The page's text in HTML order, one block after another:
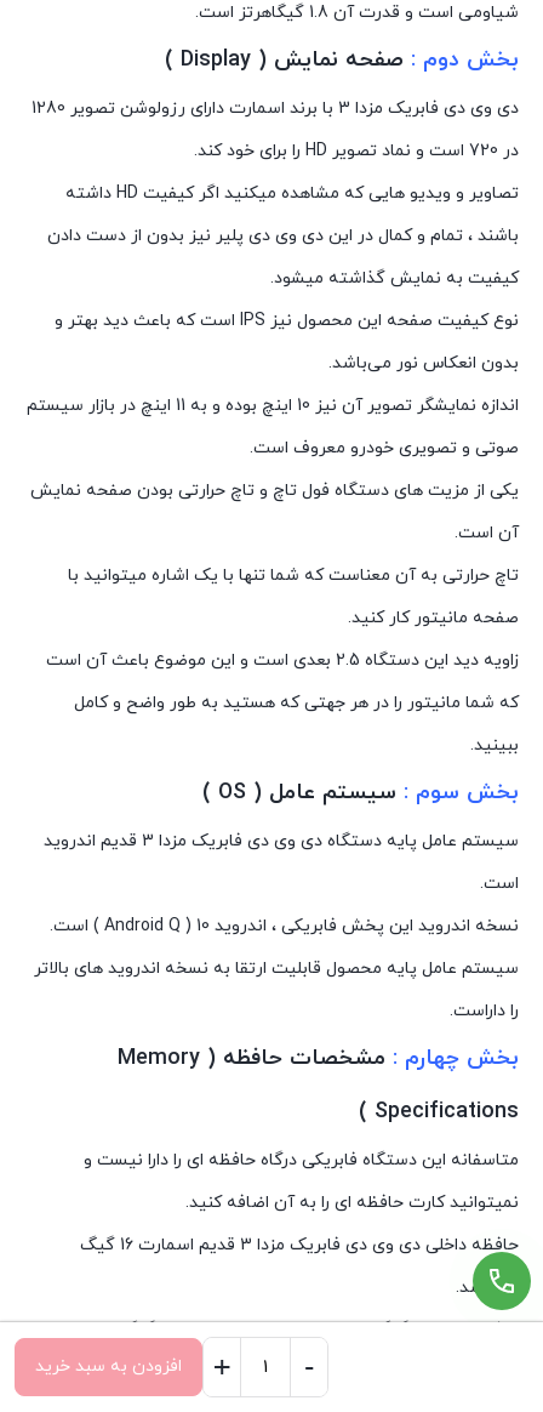
-
+ افزودن به سبد خرید
شیاومی است و قدرت آن 1.8 گیگاهرتز است.
بخش دوم : صفحه نمایش ( Display )
دی وی دی فابریک مزدا 3 با برند اسمارت دارای رزولوشن تصویر 1280
در 720 است و نماد تصویر HD را برای خود کند.
تصاویر و ویدیو هایی که مشاهده میکنید اگر کیفیت HD داشته
باشند ، تمام و کمال در این دی وی دی پلیر نیز بدون از دست دادن
کیفیت به نمایش گذاشته میشود.
نوع کیفیت صفحه این محصول نیز IPS است که باعث دید بهتر و
بدون انعکاس نور می‌باشد.
اندازه نمایشگر تصویر آن نیز 10 اینچ بوده و به 11 اینچ در بازار سیستم
صوتی و تصویری خودرو معروف است.
یکی از مزیت های دستگاه فول تاچ و تاچ حرارتی بودن صفحه نمایش
آن است.
تاچ حرارتی به آن معناست که شما تنها با یک اشاره میتوانید با
صفحه مانیتور کار کنید.
زاویه دید این دستگاه 2.5 بعدی است و این موضوع باعث آن است
که شما مانیتور را در هر جهتی که هستید به طور واضح و کامل
ببینید.
بخش سوم : سیستم عامل ( OS )
سیستم عامل پایه دستگاه دی وی دی فابریک مزدا 3 قدیم اندروید
است.
نسخه اندروید این پخش فابریکی ، اندروید 10 ( Android Q ) است.
سیستم عامل پایه محصول قابلیت ارتقا به نسخه اندروید های بالاتر
را داراست.
بخش چهارم :
مشخصات حافظه ( Memory
Specifications )
متاسفانه این دستگاه فابریکی درگاه حافظه ای را دارا نیست و
نمیتوانید کارت حافظه ای را به آن اضافه کنید.
حافظه داخلی دی وی دی فابریک مزدا 3 قدیم اسمارت 16 گیگ
می‌باشد.
حافظه رم آن 1 گیگ است و شتاب دهنده آن هم 1 گیگ میباشد.
قابلیت پشتیبانی از اینترنت به صورت وای فای و هات اسپات را نیز
دسته‌ها
تسویه حساب